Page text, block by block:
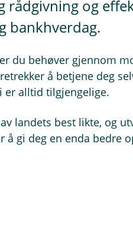
rådgivning og
bankhverdag.
du behøver gjennom
å betjene deg
er alltid tilgjengelige.
landets best likte, og
gi deg en enda bedre